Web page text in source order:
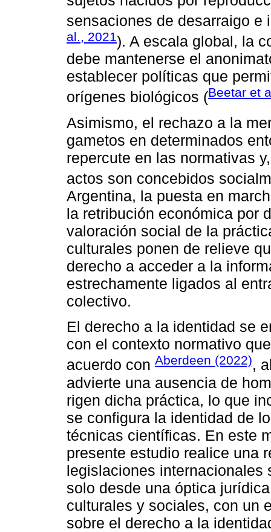
sensaciones de desarraigo e
al., 2021). A escala global, la
debe mantenerse el
establecer políticas que
orígenes biológicos (Beetar et
Asimismo, el rechazo a la
gametos en determinados
repercute en las normativas
actos son concebidos
Argentina, la puesta en
la retribución económica por
valoración social de la
culturales ponen de relieve
derecho a acceder a la
estrechamente ligados al
colectivo.
El derecho a la identidad se
con el contexto normativo
acuerdo con Aberdeen (2022),
advierte una ausencia de
rigen dicha práctica, lo que
se configura la identidad de
técnicas científicas. En este
presente estudio realice una
legislaciones internacionales
solo desde una óptica
culturales y sociales, con un
sobre el derecho a la